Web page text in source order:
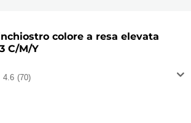
colore a resa elevata
C/M/Y
4.6 (70)